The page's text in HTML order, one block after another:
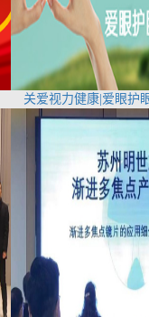
关爱视力健康|爱眼护